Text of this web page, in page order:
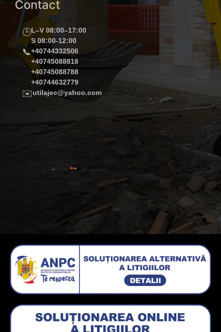
Contact
🕒L–V 08:00–17:00
S 08:00-12:00
📞+40744332506
+40745088818
+40745088788
+40744632779
✉️utilajec@yahoo.com